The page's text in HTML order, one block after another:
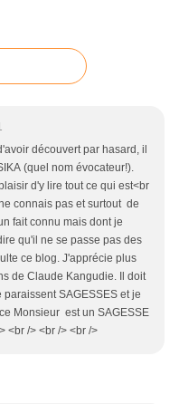
découvert par hasard, il
(quel nom évocateur!).
d'y lire tout ce qui est<br
connais pas et surtout de
fait connu mais dont je
qu'il ne se passe pas des
ce blog. J'apprécie plus
de Claude Kangudie. Il doit
SAGESSES et je
Monsieur est un SAGESSE
<br /> <br /> <br />